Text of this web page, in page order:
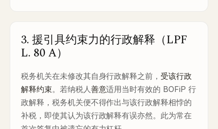
3. 援引具约束力的行政解释（LPF
L. 80 A）
税务机关在未修改其自身行政解释之前， 受该行政
解释约束。若纳税人善意适用当时有效的 BOFiP 行
政解释，税务机关便不得作出与该行政解释相悖的
补税，即使其认为该行政解释有误亦然。此为常在